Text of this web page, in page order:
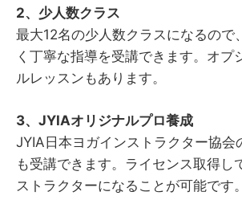
2、少人数クラス
最大12名の少人数クラスになるので
く丁寧な指導を受講できます。オプ
ルレッスンもあります。
3、JYIAオリジナルプロ養成
JYIA日本ヨガインストラクター協会
も受講できます。ライセンス取得し
ストラクターになることが可能です。